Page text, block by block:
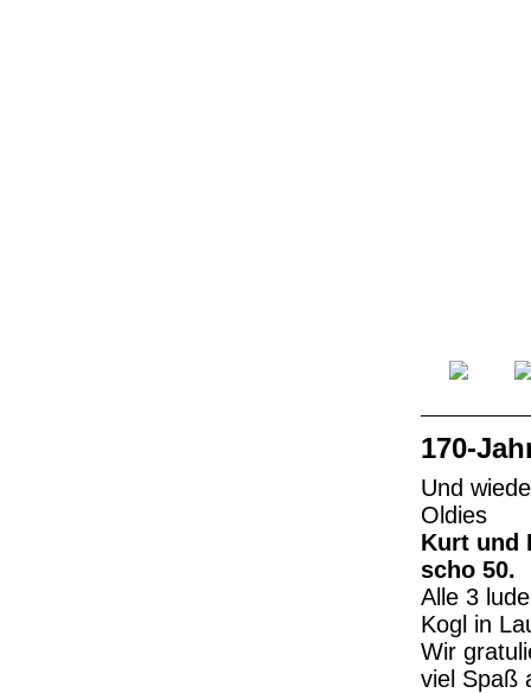
170-
Und
Oldies
Kurt und
scho 50.
Alle 3
Kogl in
Wir
viel Spaß